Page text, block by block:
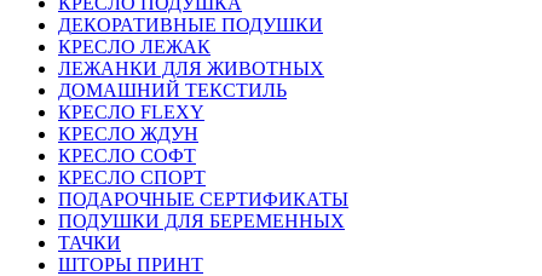
ДЕКОРАТИВНЫЕ ПОДУШКИ
КРЕСЛО ЛЕЖАК
ЛЕЖАНКИ ДЛЯ ЖИВОТНЫХ
ДОМАШНИЙ ТЕКСТИЛЬ
КРЕСЛО FLEXY
КРЕСЛО ЖДУН
КРЕСЛО СОФТ
КРЕСЛО СПОРТ
ПОДАРОЧНЫЕ СЕРТИФИКАТЫ
ПОДУШКИ ДЛЯ БЕРЕМЕННЫХ
ТАЧКИ
ШТОРЫ ПРИНТ